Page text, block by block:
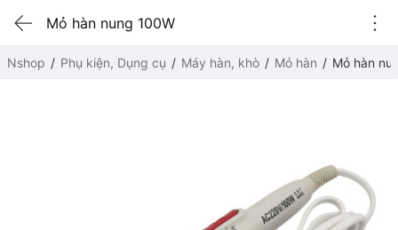
Mỏ hàn nung 100W
Nshop Phụ kiện, Dụng cụ Máy hàn, khò Mỏ hàn Mỏ hàn